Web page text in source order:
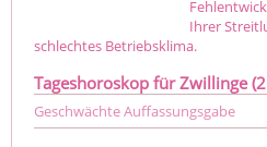
Ihrer
schlechtes Betriebsklima.
Tageshoroskop für Zwillinge
Geschwächte Auffassungsgabe